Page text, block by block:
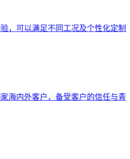
，可以满足不同工况及个性化定制
海内外客户，备受客户的信任与青